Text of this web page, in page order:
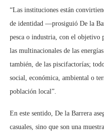
“Las instituciones están
de identidad —prosiguió De la
pesca o industria, con el objetivo
las multinacionales de las
también, de las piscifactorías;
social, económica, ambiental o
población local”.
En este sentido, De la Barrera
casuales, sino que son una